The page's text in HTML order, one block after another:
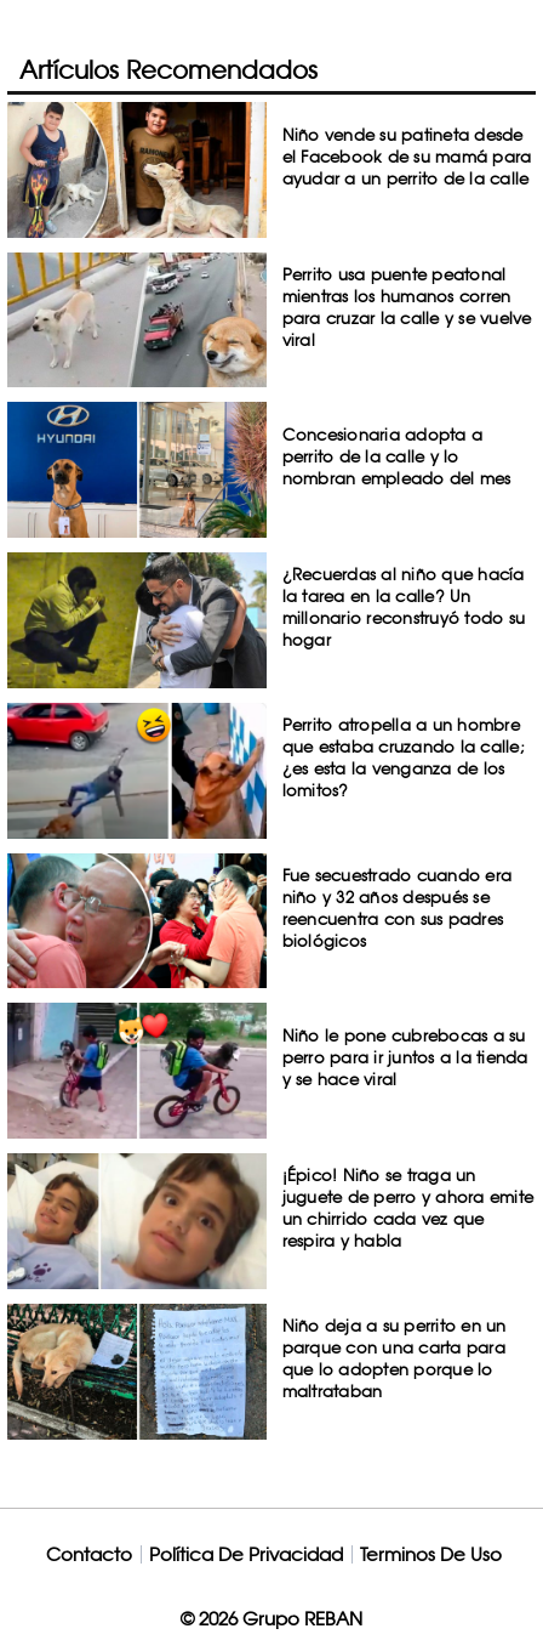
Artículos Recomendados
Niño vende su patineta desde
el Facebook de su mamá para
ayudar a un perrito de la calle
Perrito usa puente peatonal
mientras los humanos corren
para cruzar la calle y se vuelve
viral
Concesionaria adopta a
perrito de la calle y lo
nombran empleado del mes
¿Recuerdas al niño que hacía
la tarea en la calle? Un
millonario reconstruyó todo su
hogar
Perrito atropella a un hombre
que estaba cruzando la calle;
¿es esta la venganza de los
lomitos?
Fue secuestrado cuando era
niño y 32 años después se
reencuentra con sus padres
biológicos
Niño le pone cubrebocas a su
perro para ir juntos a la tienda
y se hace viral
¡Épico! Niño se traga un
juguete de perro y ahora emite
un chirrido cada vez que
respira y habla
Niño deja a su perrito en un
parque con una carta para
que lo adopten porque lo
maltrataban
Contacto Política De Privacidad Terminos De Uso
© 2026 Grupo REBAN